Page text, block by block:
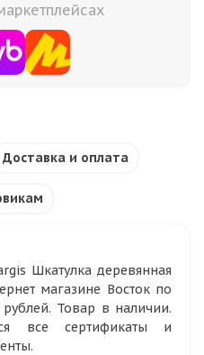
Доставка и оплата
Шкатулка деревянная
магазине Восток по
Товар в наличии.
все сертификаты и